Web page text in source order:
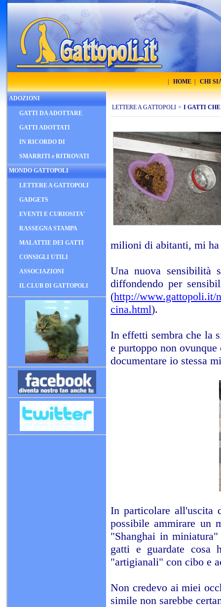
HOME CHI
ADOZIONI
GATTI DA ADOTTARE
GATTI ADOTTATI
IN RICORDO DI
SMARRITI e RITROVATI
MONDO GATTOPOLI
LETTERE A GATTOPOLI
GADGETS
EVENTI E CURIOSITA'
RASSEGNA STAMPA
MALATTIE DEI GATTI
CONSIGLI UTILI
ASSOCIAZIONI
IL CLUB DI GATTOPOLI
LETTERE A GATTOPOLI > I GATTI
milioni di abitanti, mi ha
Una nuova sensibilità
diffondendo per
(http://www.gattopoli.it/
cina.html).
In effetti sembra che la
e purtoppo non
documentare io stessa
In particolare all'uscita
possibile ammirare un
"Shanghai in
gatti e guardate cosa
"artigianali" con cibo e
Non credevo ai miei
simile non sarebbe